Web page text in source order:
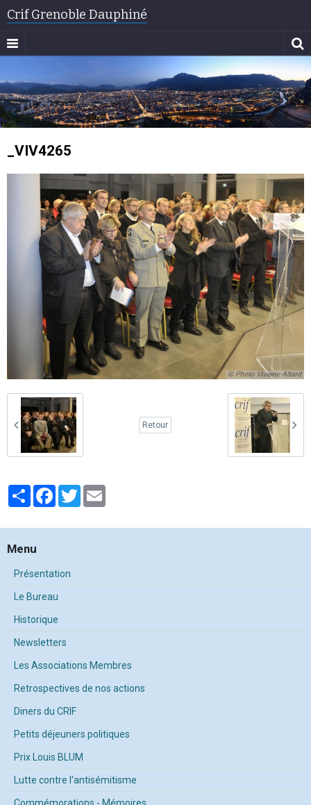
Crif Grenoble Dauphiné
_VIV4265
Retour
PartagerFacebook
Twitter
Menu
Présentation
Le Bureau
Historique
Newsletters
Les Associations Membres
Retrospectives de nos actions
Diners du CRIF
Petits déjeuners politiques
Prix Louis BLUM
Lutte contre l'antisémitisme